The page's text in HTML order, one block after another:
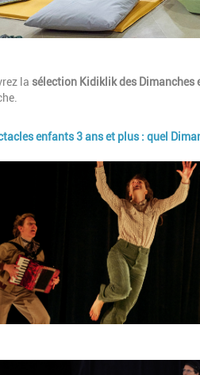
la sélection Kidiklikdes Dimanches
enfants 3 ans et plus : quel